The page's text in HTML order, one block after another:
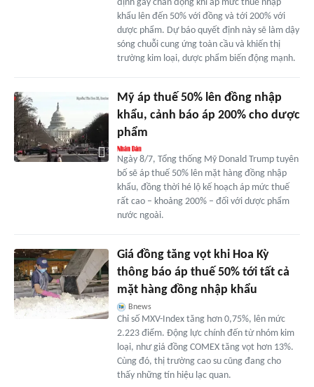
định gây chấn động khi áp mức thuế nhập
khẩu lên đến 50% với đồng và tới 200% với
dược phẩm. Dự báo quyết định này sẽ làm dậy
sóng chuỗi cung ứng toàn cầu và khiến thị
trường kim loại, dược phẩm biến động mạnh.
Mỹ áp thuế 50% lên đồng nhập
khẩu, cảnh báo áp 200% cho dược
phẩm
Ngày 8/7, Tổng thống Mỹ Donald Trump tuyên
bố sẽ áp thuế 50% lên mặt hàng đồng nhập
khẩu, đồng thời hé lộ kế hoạch áp mức thuế
rất cao – khoảng 200% – đối với dược phẩm
nước ngoài.
Giá đồng tăng vọt khi Hoa Kỳ
thông báo áp thuế 50% tới tất cả
mặt hàng đồng nhập khẩu
Bnews
Chỉ số MXV-Index tăng hơn 0,75%, lên mức
2.223 điểm. Động lực chính đến từ nhóm kim
loại, như giá đồng COMEX tăng vọt hơn 13%.
Cùng đó, thị trường cao su cũng đang cho
thấy những tín hiệu lạc quan.